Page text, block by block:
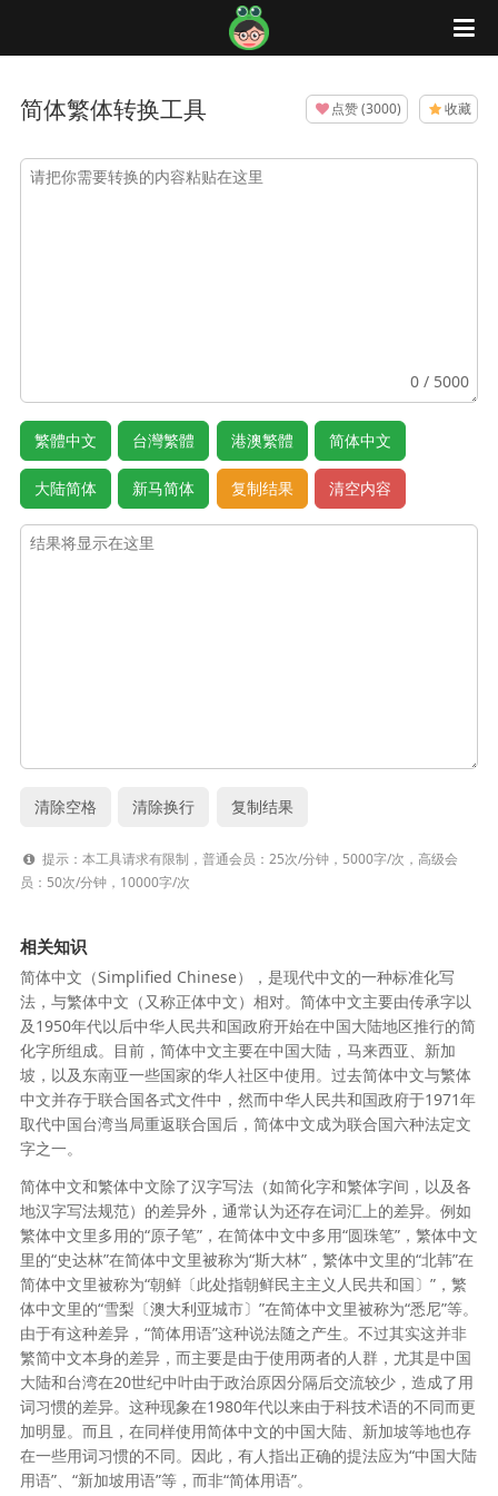
简体繁体转换工具 点赞(3000) 收藏
0 / 5000
提示：本工具请求有限制，普通会员：25次/分钟，5000字/次，高级会
员：50次/分钟，10000字/次
相关知识
简体中文（Simplified Chinese），是现代中文的一种标准化写
法，与繁体中文（又称正体中文）相对。简体中文主要由传承字以
及1950年代以后中华人民共和国政府开始在中国大陆地区推行的简
化字所组成。目前，简体中文主要在中国大陆，马来西亚、新加
坡，以及东南亚一些国家的华人社区中使用。过去简体中文与繁体
中文并存于联合国各式文件中，然而中华人民共和国政府于1971年
取代中国台湾当局重返联合国后，简体中文成为联合国六种法定文
字之一。
简体中文和繁体中文除了汉字写法（如简化字和繁体字间，以及各
地汉字写法规范）的差异外，通常认为还存在词汇上的差异。例如
繁体中文里多用的“原子笔”，在简体中文中多用“圆珠笔”，繁体中文
里的“史达林”在简体中文里被称为“斯大林”，繁体中文里的“北韩”在
简体中文里被称为“朝鲜〔此处指朝鲜民主主义人民共和国〕”，繁
体中文里的“雪梨〔澳大利亚城市〕”在简体中文里被称为“悉尼”等。
由于有这种差异，“简体用语”这种说法随之产生。不过其实这并非
繁简中文本身的差异，而主要是由于使用两者的人群，尤其是中国
大陆和台湾在20世纪中叶由于政治原因分隔后交流较少，造成了用
词习惯的差异。这种现象在1980年代以来由于科技术语的不同而更
加明显。而且，在同样使用简体中文的中国大陆、新加坡等地也存
在一些用词习惯的不同。因此，有人指出正确的提法应为“中国大陆
用语”、“新加坡用语”等，而非“简体用语”。